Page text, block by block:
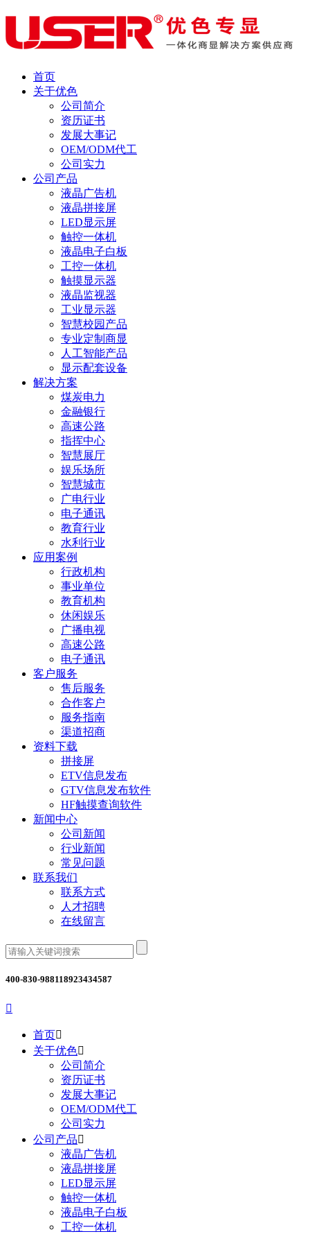
首页
关于优色
公司简介
资历证书
发展大事记
OEM/ODM代工
公司实力
公司产品
液晶广告机
液晶拼接屏
LED显示屏
触控一体机
液晶电子白板
工控一体机
触摸显示器
液晶监视器
工业显示器
智慧校园产品
专业定制商显
人工智能产品
显示配套设备
解决方案
煤炭电力
金融银行
高速公路
指挥中心
智慧展厅
娱乐场所
智慧城市
广电行业
电子通讯
教育行业
水利行业
应用案例
行政机构
事业单位
教育机构
休闲娱乐
广播电视
高速公路
电子通讯
客户服务
售后服务
合作客户
服务指南
渠道招商
资料下载
拼接屏
ETV信息发布
GTV信息发布软件
HF触摸查询软件
新闻中心
公司新闻
行业新闻
常见问题
联系我们
联系方式
人才招聘
在线留言
400-830-988118923434587

首页
关于优色
公司简介
资历证书
发展大事记
OEM/ODM代工
公司实力
公司产品
液晶广告机
液晶拼接屏
LED显示屏
触控一体机
液晶电子白板
工控一体机